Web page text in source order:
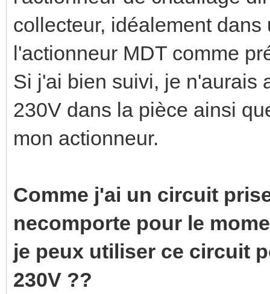
collecteur, idéalement
l'actionneur MDT comme
Si j'ai bien suivi, je n'aurais
230V dans la pièce ainsi
mon actionneur.
Comme j'ai un circuit
necomporte pour le
je peux utiliser ce circuit
230V ??